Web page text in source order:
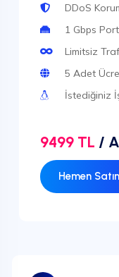
DDoS
1 Gbps Port
Limitsiz
5 Adet
İstediğiniz
Hemen
9499 TL /